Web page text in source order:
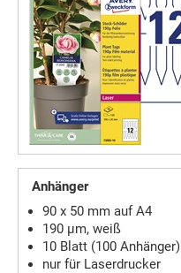
Anhänger
90 x 50 mm auf A4
190 µm, weiß
10 Blatt (100 Anhänger)
nur für Laserdrucker